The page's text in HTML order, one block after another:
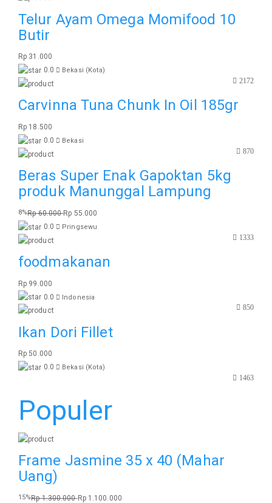
Telur Ayam Omega Momifood 10
Butir
Rp 31.000
0.0
Bekasi (Kota)
2172
Carvinna Tuna Chunk In Oil 185gr
Rp 18.500
0.0
Bekasi
870
Beras Super Enak Gapoktan 5kg
produk Manunggal Lampung
8%Rp 60.000Rp 55.000
0.0
Pringsewu
1333
foodmakanan
Rp 99.000
0.0
Indonesia
850
Ikan Dori Fillet
Rp 50.000
0.0
Bekasi (Kota)
1463
Populer
Frame Jasmine 35 x 40 (Mahar
Uang)
15%Rp 1.300.000Rp 1.100.000